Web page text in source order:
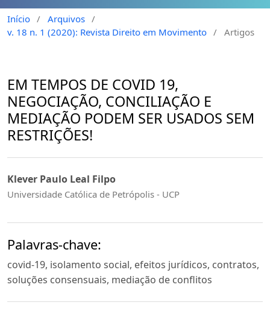
Início / Arquivos /
v. 18 n. 1 (2020): Revista Direito em Movimento / Artigos
EM TEMPOS DE COVID 19,
NEGOCIAÇÃO, CONCILIAÇÃO E
MEDIAÇÃO PODEM SER USADOS SEM
RESTRIÇÕES!
Klever Paulo Leal Filpo
Universidade Católica de Petrópolis - UCP
Palavras-chave:
covid-19, isolamento social, efeitos jurídicos, contratos,
soluções consensuais, mediação de conflitos